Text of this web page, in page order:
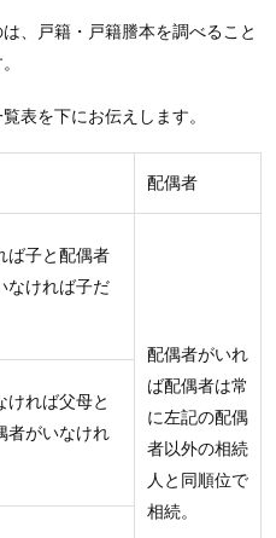
、戸籍・戸籍謄本を調べること
表を下にお伝えします。
配偶者
ば子と配偶者
なければ子だ
配偶者がいれ
ば配偶者は常
に左記の配偶
者以外の相続
人と同順位で
相続。
ければ父母と
者がいなけれ